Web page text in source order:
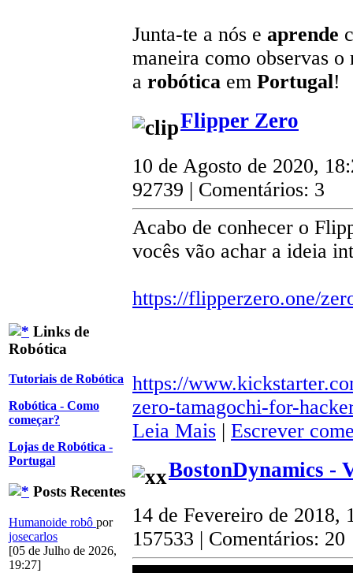
Links de
Robótica
Tutoriais de Robótica
Robótica - Como
começar?
Lojas de Robótica -
Portugal
Posts Recentes
Humanoide robô por
josecarlos
[05 de Julho de 2026,
19:27]
Junta-te a nós e aprende
maneira como observas
a robótica em Portugal!
Flipper Zero
10 de Agosto de 2020,
92739 | Comentários: 3
Acabo de conhecer o
vocês vão achar a ideia
https://flipperzero.one/
https://
zero-tamagochi-for-
Leia Mais | Escrever
BostonDynamics -
14 de Fevereiro de 2018,
157533 | Comentários: 20